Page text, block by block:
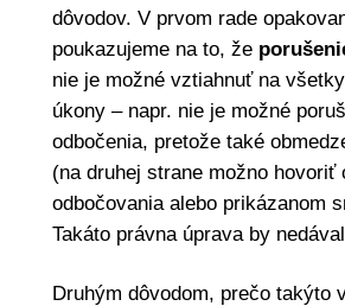
dôvodov. V prvom rade
poukazujeme na to, že
nie je možné vztiahnuť na
úkony – napr. nie je možné
odbočenia, pretože také
(na druhej strane možno hovoriť
odbočovania alebo prikázanom
Takáto právna úprava by
Druhým dôvodom, prečo takýto